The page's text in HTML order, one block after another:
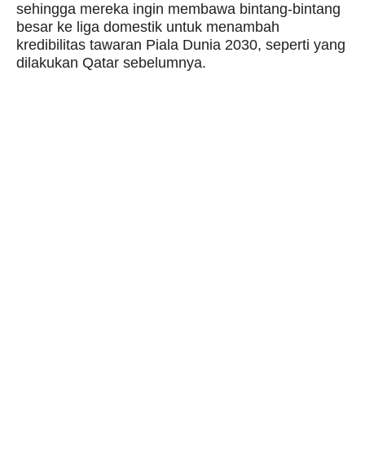
sehingga mereka ingin membawa bintang-bintang
besar ke liga domestik untuk menambah
kredibilitas tawaran Piala Dunia 2030, seperti yang
dilakukan Qatar sebelumnya.